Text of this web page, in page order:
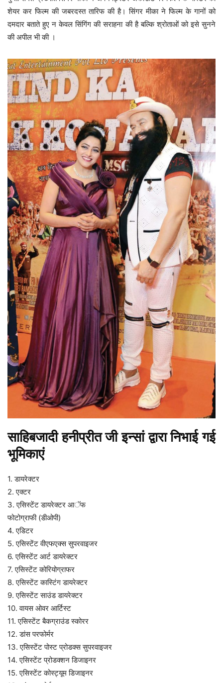
शेयर कर फिल्म की जबरदस्त तारिफ की है। सिंगर मीका ने फिल्म के गानों को
दमदार बताते हुए न केवल सिंगिंग की सराहना की है बल्कि श्रोताओं को इसे सुनने
की अपील भी की ।
साहिबजादी हनीप्रीत जी इन्सां द्वारा निभाई गई
भूमिकाएं
1. डायरेक्टर
2. एक्टर
3. एसिस्टेंट डायरेक्टर आॅफ
फोटोग्राफी (डीओपी)
4. एडिटर
5. एसिस्टेंट वीएफएक्स सुपरवाइजर
6. एसिस्टेंट आर्ट डायरेक्टर
7. एसिस्टेंट कोरियोग्राफर
8. एसिस्टेंट कास्टिंग डायरेक्टर
9. एसिस्टेंट साउंड डायरेक्टर
10. वायस ओवर आर्टिस्ट
11. एसिस्टेंट बैकग्राउंड स्कोरर
12. डांस परफोर्मर
13. एसिस्टेंट पोस्ट प्रोडक्स सुपरवाइजर
14. एसिस्टेंट प्रोडक्शन डिजाइनर
15. एसिस्टेंट कोस्ट्यूम डिजाइनर